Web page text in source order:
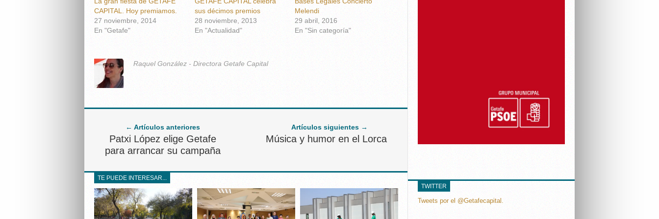
CAPITAL. Hoy premiamos.
27 noviembre, 2014
En "Getafe"
sus décimos premios
28 noviembre, 2013
En "Actualidad"
Melendi
29 abril, 2016
En "Sin categoría"
Raquel González - Directora Getafe Capital
← Artículos anteriores
Patxi López elige Getafe
para arrancar su campaña
Artículos siguientes →
Música y humor en el Lorca
TE PUEDE INTERESAR...
TWITTER
Tweets por el @Getafecapital.